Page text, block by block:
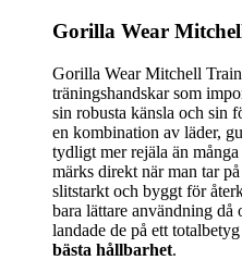
Gorilla Wear
Gorilla Wear Mitchell
träningshandskar som
sin robusta känsla och sin
en kombination av läder,
tydligt mer rejäla än
märks direkt när man tar
slitstarkt och byggt för
bara lättare användning då
landade de på ett
bästa hållbarhet.